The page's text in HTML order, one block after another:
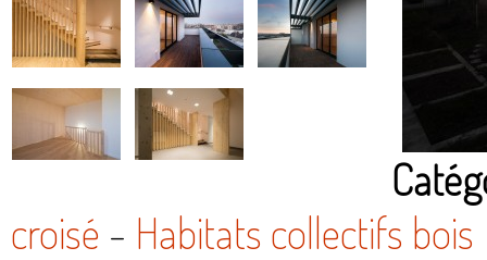
croisé - Habitats collectifs bois